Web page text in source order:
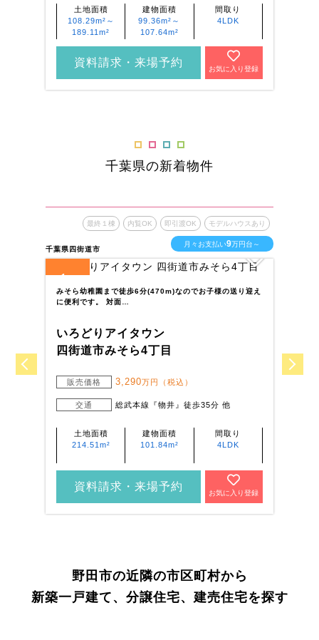
土地面積
108.29m²～
189.11m²
建物面積
99.36m²～
107.64m²
間取り
4LDK
資料請求・来場予約
お気に入り登録
千葉県の新着物件
千葉県四街道市
最終１棟 内覧OK 即引渡OK モデルハウスあり
月々お支払い9万円台～
1
みそら幼稚園まで徒歩6分(470m)なのでお子様の送り迎え
に便利です。 対面…
いろどりアイタウン
四街道市みそら4丁目
販売価格 3,290万円（税込）
交通 総武本線『物井』徒歩35分 他
土地面積
214.51m²
建物面積
101.84m²
間取り
4LDK
資料請求・来場予約
お気に入り登録
野田市の近隣の市区町村から
新築一戸建て、分譲住宅、建売住宅を探す